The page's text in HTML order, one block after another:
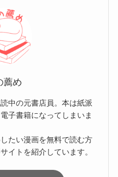
薦め
中の元書店員。本は紙派
子書籍になってしまいま
たい漫画を無料で読む方
イトを紹介しています。